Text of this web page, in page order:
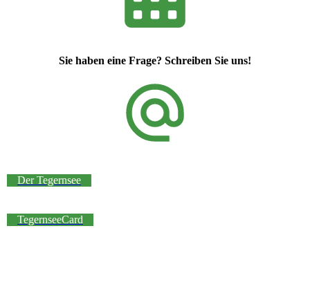
Sie haben eine Frage? Schreiben Sie uns!
Der Tegernsee
TegernseeCard